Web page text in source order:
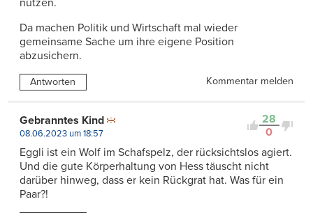
nutzen.
Da machen Politik und Wirtschaft mal wieder
gemeinsame Sache um ihre eigene Position
abzusichern.
Antworten Kommentar melden
28
0
Gebranntes Kind
08.06.2023 um 18:57
Eggli ist ein Wolf im Schafspelz, der rücksichtslos agiert.
Und die gute Körperhaltung von Hess täuscht nicht
darüber hinweg, dass er kein Rückgrat hat. Was für ein
Paar?!